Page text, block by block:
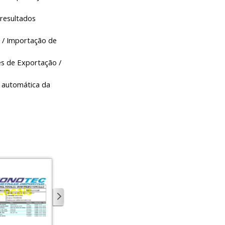
Importação de
de Exportação /
da